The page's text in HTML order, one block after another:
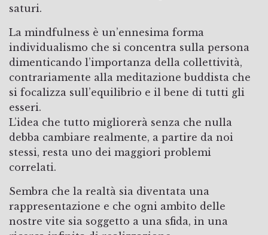
saturi.
La mindfulness è un’ennesima forma
individualismo che si concentra sulla persona
dimenticando l’importanza della collettività,
contrariamente alla meditazione buddista che
si focalizza sull’equilibrio e il bene di tutti gli
esseri.
L’idea che tutto migliorerà senza che nulla
debba cambiare realmente, a partire da noi
stessi, resta uno dei maggiori problemi
correlati.
Sembra che la realtà sia diventata una
rappresentazione e che ogni ambito delle
nostre vite sia soggetto a una sfida, in una